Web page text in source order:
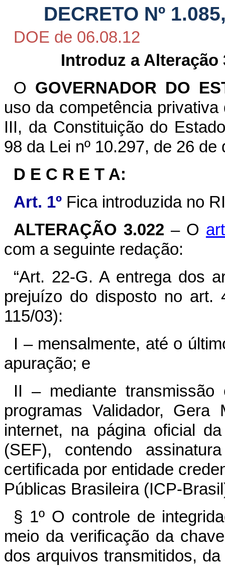
DECRETO Nº
DOE de 06.08.12
Introduz a Alteração
O GOVERNADOR DO
uso da competência
III, da Constituição do
98 da Lei nº 10.297, de 26
D E C R E T A:
Art. 1ºFica introduzida no
ALTERAÇÃO 3.022 – O
com a seguinte redação:
“Art. 22-G. A entrega dos
prejuízo do disposto no art.
115/03):
I – mensalmente, até o
apuração; e
II – mediante
programas Validador,
internet, na página oficial
(SEF), contendo
certificada por entidade
Públicas Brasileira (ICP-
§ 1º O controle de
meio da verificação da
dos arquivos transmitidos,